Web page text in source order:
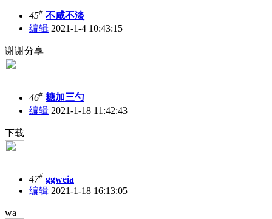
45# 不咸不淡
编辑 2021-1-4 10:43:15
谢谢分享
46# 糖加三勺
编辑 2021-1-18 11:42:43
下载
47# ggweia
编辑 2021-1-18 16:13:05
wa